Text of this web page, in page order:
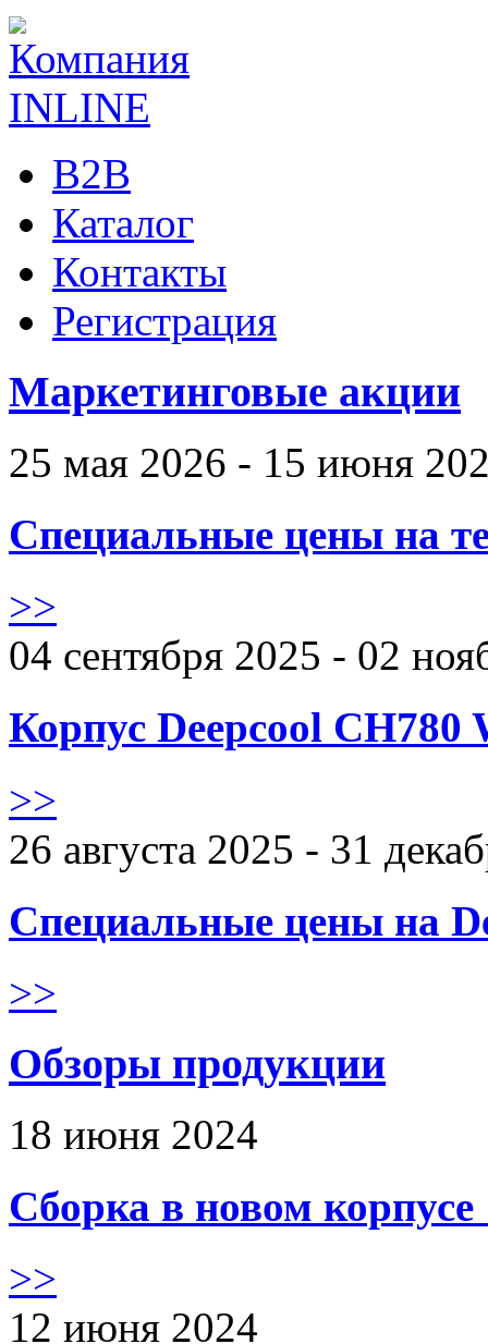
B2B
Каталог
Контакты
Регистрация
Маркетинговые акции
25 мая 2026 - 15 июня
Специальные цены на
>>
04 сентября 2025 - 02
Корпус Deepcool CH780
>>
26 августа 2025 - 31
Специальные цены на
>>
Обзоры продукции
18 июня 2024
Сборка в новом
>>
12 июня 2024